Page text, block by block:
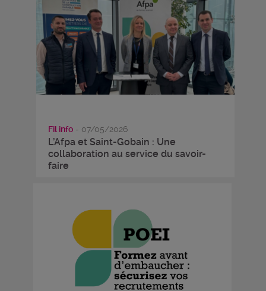
Fil info - 07/05/2026
L’Afpa et Saint-Gobain : Une
collaboration au service du savoir-
faire